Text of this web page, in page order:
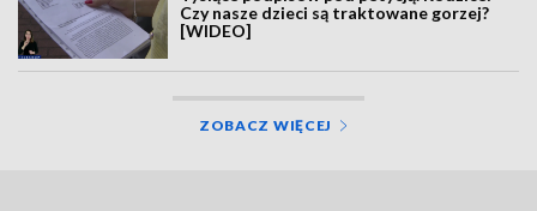
Czy nasze dzieci są traktowane gorzej?
[WIDEO]
ZOBACZ WIĘCEJ